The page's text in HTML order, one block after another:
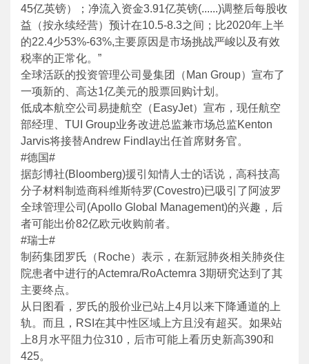
45亿英镑）；净流入资金3.91亿英镑(......)调整后每股收
益（按永续经营）预计在10.5-8.3之间；比2020年上半
的22.4少53%-63%,主要原因是市场挑战严峻以及有效
税率的正常化。”
全球活跃的投资管理公司曼集团（Man Group）宣布了
一项新的、高达1亿美元的股票回购计划。
低成本航空公司易捷航空（EasyJet）宣布，现任航空
部经理、TUI Group业务改进总监兼市场总监Kenton
Jarvis将接替Andrew Findlay出任首席财务官。
#德国#
据彭博社(Bloomberg)援引知情人士的话说，高科技高
分子材料制造商科维斯特罗(Covestro)已吸引了阿波罗
全球管理公司(Apollo Global Management)的兴趣，后
者可能出价82亿欧元收购前者。
#瑞士#
制药集团罗氏（Roche）表示，在新冠肺炎相关肺炎住
院患者中进行的Actemra/RoActemra 3期研究达到了其
主要终点。
从日图看，罗氏的股价业已站上4月以来下降通道的上
轨。而且，RSI在其中性区域上方且没有超买。如果站
上8月水平阻力位310，后市可能上看历史新高390和
425。